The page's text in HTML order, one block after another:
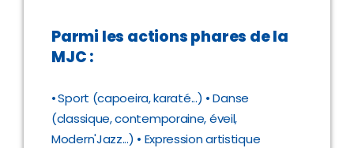
Parmi les actions phares de la
MJC :
•Sport (capoeira, karaté...) • Danse
(classique, contemporaine, éveil,
Modern'Jazz...) • Expression artistique